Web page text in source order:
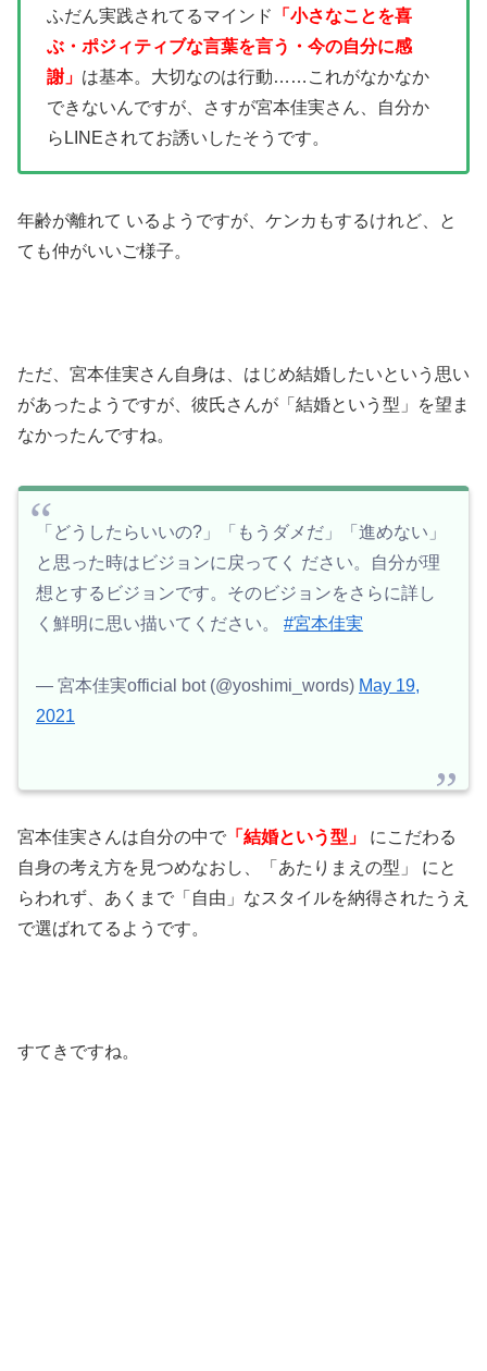
ふだん実践されてるマインド
「小さなことを喜
ぶ・ポジィティブな言葉を言う・今の自分に感
謝」 は基本。大切なのは行動……これがなかなか
できないんですが、さすが宮本佳実さん、自分か
らLINEされてお誘いしたそうです。
年齢が離れて いるようですが、ケンカもするけれど、と
ても仲がいいご様子。
ただ、宮本佳実さん自身は、はじめ結婚したいという思い
があったようですが、彼氏さんが「結婚という型」を望ま
なかったんですね。
「どうしたらいいの?」「もうダメだ」「進めない」
と思った時はビジョンに戻ってく ださい。自分が理
想とするビジョンです。そのビジョンをさらに詳し
く鮮明に思い描いてください。 #宮本佳実
— 宮本佳実official bot (@yoshimi_words) May 19,
2021
宮本佳実さんは自分の中で 「結婚という型」
にこだわる
自身の考え方を見つめなおし、「あたりまえの型」 にと
らわれず、あくまで「自由」なスタイルを納得されたうえ
で選ばれてるようです。
すてきですね。